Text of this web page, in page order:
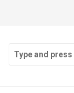
for: